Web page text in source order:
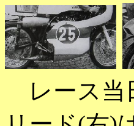
レース当